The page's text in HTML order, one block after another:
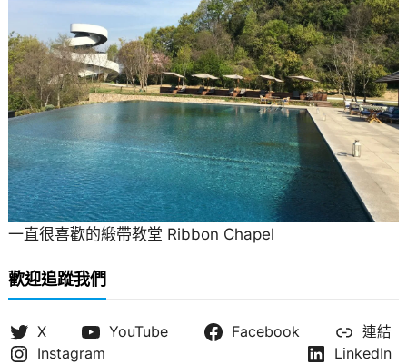
一直很喜歡的緞帶教堂 Ribbon Chapel
歡迎追蹤我們
X YouTube Facebook
連結
Instagram
LinkedIn